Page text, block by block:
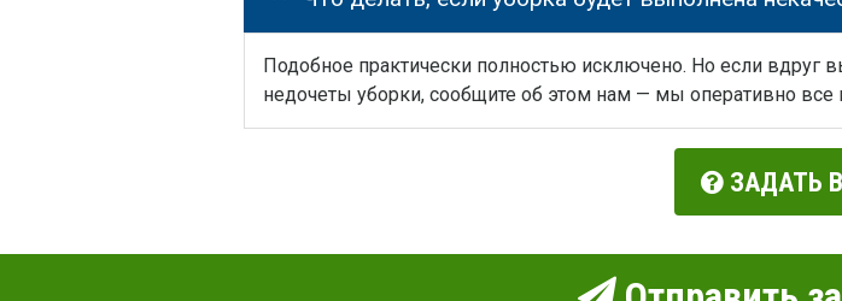
Подобное практически полностью исключено. Но если вдруг
недочеты уборки, сообщите об этом нам — мы оперативно все
ЗАДАТЬ